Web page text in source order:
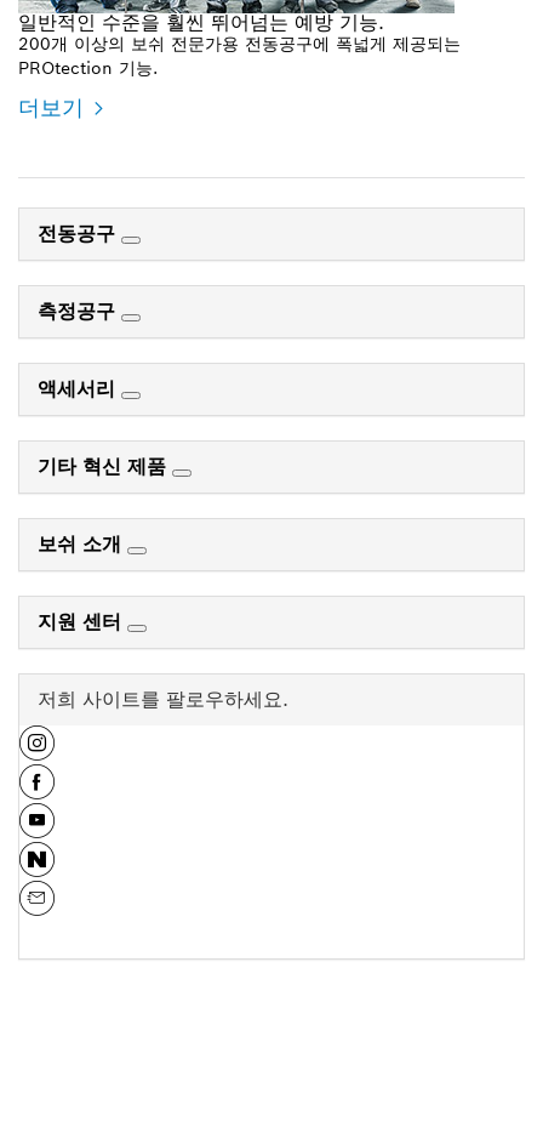
일반적인 수준을 훨씬 뛰어넘는 예방 기능.
200개 이상의 보쉬 전문가용 전동공구에 폭넓게 제공되는
PROtection 기능.
더보기
전동공구
측정공구
액세서리
기타 혁신 제품
보쉬 소개
지원 센터
저희 사이트를 팔로우하세요.